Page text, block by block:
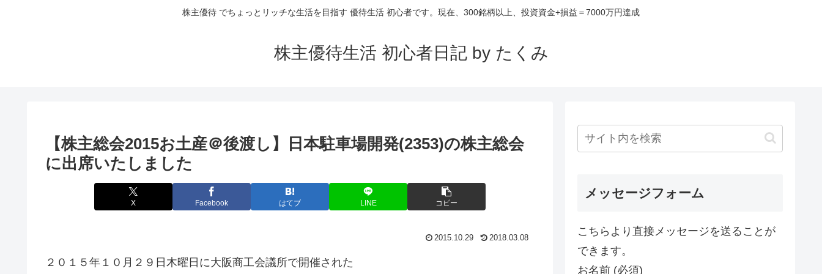
株主優待 でちょっとリッチな生活を目指す 優待生活 初心者です。現在、300銘柄以上、投資資金+損益＝7000万円達成
株主優待生活 初心者日記 by たくみ
【株主総会2015お土産＠後渡し】日本駐車場開発(2353)の株主総会
に出席いたしました
X Facebook はてブ LINE コピー
2015.10.29 2018.03.08
２０１５年１０月２９日木曜日に大阪商工会議所で開催された
メッセージフォーム
こちらより直接メッセージを送ることが
できます。
お名前 (必須)